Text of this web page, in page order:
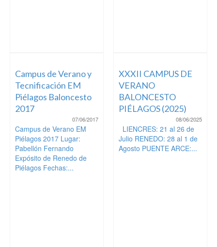
Campus de Verano y
Tecnificación EM
Piélagos Baloncesto
2017
07/06/2017
Campus de Verano EM
Piélagos 2017 Lugar:
Pabellón Fernando
Expósito de Renedo de
Piélagos Fechas:...
XXXII CAMPUS DE
VERANO
BALONCESTO
PIÉLAGOS (2025)
08/06/2025
LIENCRES: 21 al 26 de
Julio RENEDO: 28 al 1 de
Agosto PUENTE ARCE:...